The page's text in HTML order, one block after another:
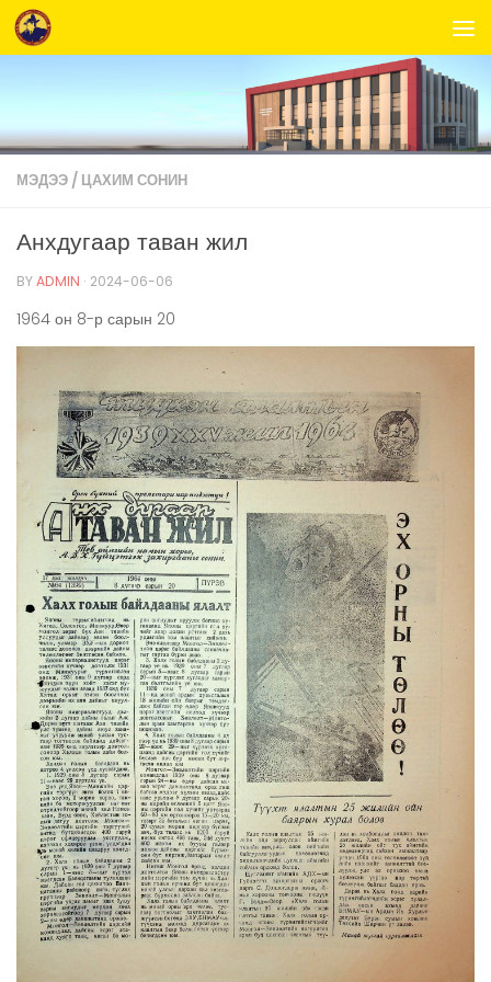
Skip to content
МЭДЭЭ / ЦАХИМ СОНИН
Анхдугаар таван жил
BYADMIN · 2024-06-06
1964 он 8-р сарын 20